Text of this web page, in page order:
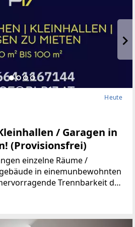
Heute
/ Garagen in
(Provisionsfrei)
einzelne Räume /
in einemunbewohnten
Trennbarkeit der
Ihnen Größen vonca. 10 m²